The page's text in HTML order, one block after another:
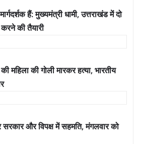
हैं: मुख्यमंत्री धामी, उत्तराखंड में दो
करने की तैयारी
महिला की गोली मारकर हत्या, भारतीय
और विपक्ष में सहमति, मंगलवार को